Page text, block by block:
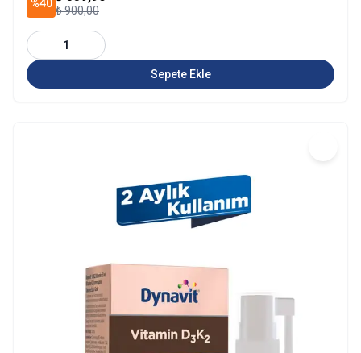
%40
₺ 900,00
1
Sepete Ekle